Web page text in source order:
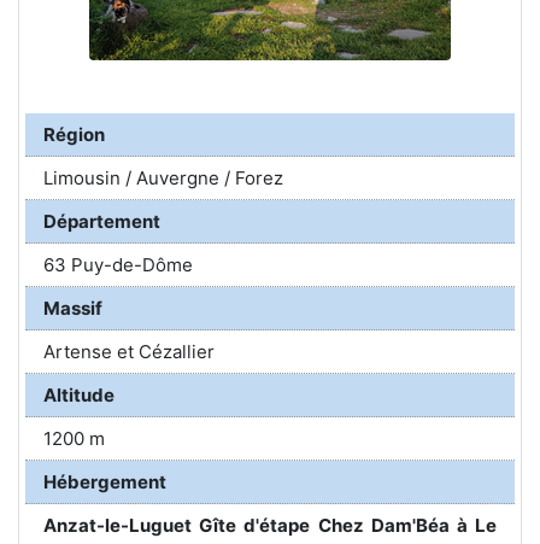
Région
Limousin / Auvergne / Forez
Département
63 Puy-de-Dôme
Massif
Artense et Cézallier
Altitude
1200 m
Hébergement
Anzat-le-Luguet Gîte d'étape Chez Dam'Béa à Le